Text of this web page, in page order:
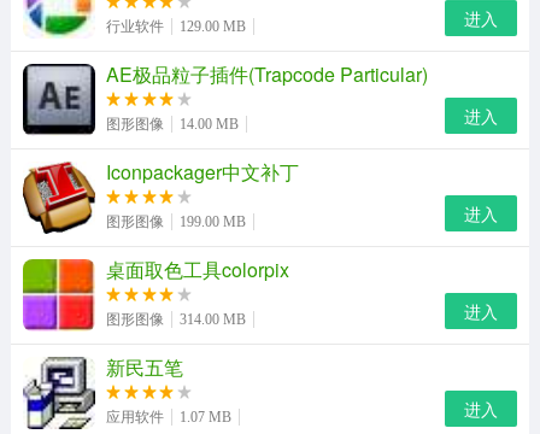
jpg转pdf转换器最新版亮点优势
pdf转换器窗口中的拖拽区域
一杯咖啡的工夫，jpg转pdf转换立刻完成
点击开始转换按钮，转换立刻就开始
安装步骤
来体验jpg转pdf转换器，解压后打开安装向导
行业软件 129.00 MB 进入
AE极品粒子插件(Trapcode Particular)
图形图像 14.00 MB 进入
Iconpackager中文补丁
图形图像 199.00 MB 进入
桌面取色工具colorpix
图形图像 314.00 MB 进入
新民五笔
应用软件 1.07 MB 进入